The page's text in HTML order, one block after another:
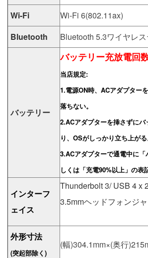
Wi-Fi
Wi-Fi 6(802.11ax)
Bluetooth
Bluetooth 5.3ワイヤレ
バッテリー
バッテリー充放電回
当店規定:
1.電源ON時、ACアダプター
落ちない。
2.ACアダプターを挿さずにバ
り、OSがしっかり立ち上がる
3.ACアダプターで通電中に
しくは「充電90%以上」の表
インターフ
ェイス
Thunderbolt 3/ USB 4 x
3.5mmヘッドフォンジ
外形寸法
(突起部除く)
(幅)304.1mm×(奥行